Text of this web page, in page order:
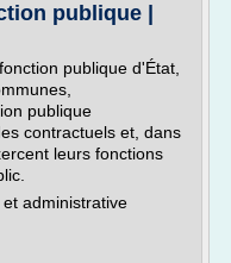
publique |
publique d'État,
publique
contractuels et, dans
leurs fonctions
administrative